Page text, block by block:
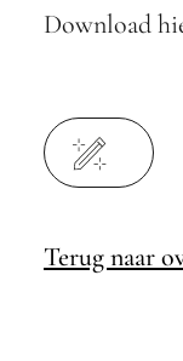
Download
Terug naar